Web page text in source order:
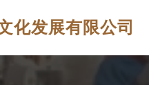
化发展有限公司